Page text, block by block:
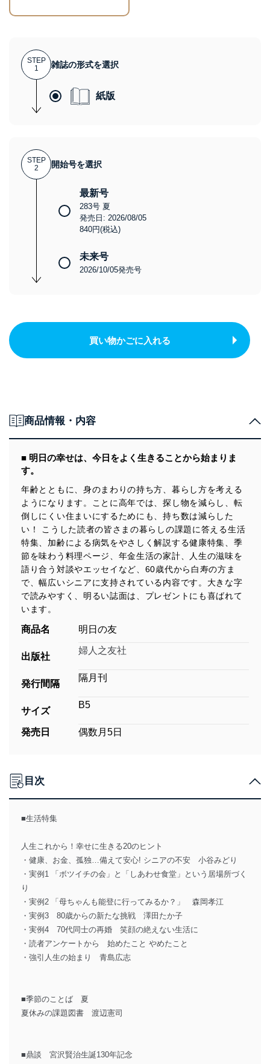
STEP
1
雑誌の形式を選択
紙版
STEP
2
開始号を選択
最新号
283号 夏
発売日: 2026/08/05
840円(税込)
未来号
2026/10/05発売号
買い物かごに入れる
商品情報・内容
■ 明日の幸せは、今日をよく生きることから始まりま
す。
年齢とともに、身のまわりの持ち方、暮らし方を考える
ようになります。ことに高年では、探し物を減らし、転
倒しにくい住まいにするためにも、持ち数は減らした
い！ こうした読者の皆さまの暮らしの課題に答える生活
特集、加齢による病気をやさしく解説する健康特集、季
節を味わう料理ページ、年金生活の家計、人生の滋味を
語り合う対談やエッセイなど、60歳代から白寿の方ま
で、幅広いシニアに支持されている内容です。大きな字
で読みやすく、明るい誌面は、プレゼントにも喜ばれて
います。
商品名 明日の友
出版社
婦人之友社
発行間隔
隔月刊
サイズ
B5
発売日 偶数月5日
目次
■生活特集
人生これから！幸せに生きる20のヒント
・健康、お金、孤独…備えて安心! シニアの不安 小谷みどり
・実例1 「ボツイチの会」と「しあわせ食堂」という居場所づく
り
・実例2 「母ちゃんも能登に行ってみるか？」 森岡孝江
・実例3 80歳からの新たな挑戦 澤田たか子
・実例4 70代同士の再婚 笑顔の絶えない生活に
・読者アンケートから 始めたこと やめたこと
・強引人生の始まり 青島広志
■季節のことば 夏
夏休みの課題図書 渡辺憲司
■鼎談 宮沢賢治生誕130年記念